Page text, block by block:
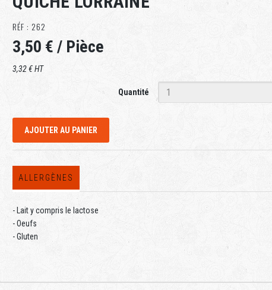
RÉF : 262
3,50 € / Pièce
3,32 € HT
Quantité
AJOUTER AU PANIER
ALLERGÈNES
- Lait y compris le lactose
- Oeufs
- Gluten